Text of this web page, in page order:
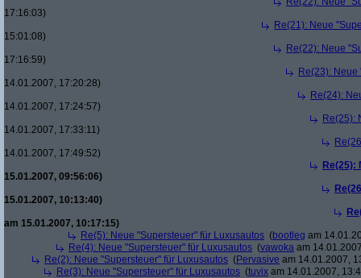
17:16:03)
Re(21): Neue
15:01:08)
Re(22): Neue
17:16:59)
Re(23):
14.01.2007, 17:20:28)
Re(24):
14.01.2007, 17:24:57)
Re(25):
14.01.2007, 17:33:11)
14.01.2007, 17:49:52)
Re(25):
15.01.2007, 09:56:06)
15.01.2007, 10:13:40)
am 15.01.2007, 10:17:15)
Re(5): Neue "Supersteuer" für Luxusautos (bootleg am
Re(4): Neue "Supersteuer" für Luxusautos (vawoka am
Re(2): Neue "Supersteuer" für Luxusautos (Pervasive am 14.01.2007,
Re(3): Neue "Supersteuer" für Luxusautos (tuvix am 14.01.2007,